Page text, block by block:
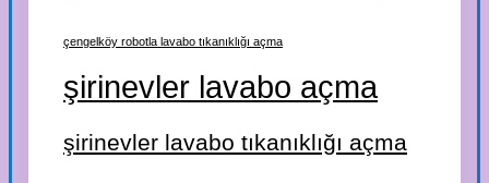
çengelköy robotla lavabo tıkanıklığı açma
şirinevler lavabo açma
şirinevler lavabo tıkanıklığı açma